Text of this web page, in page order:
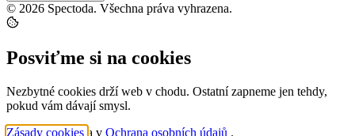
© 2026 Spectoda. Všechna práva vyhrazena.
Posviťme si na cookies
Nezbytné cookies drží web v chodu. Ostatní zapneme jen tehdy,
pokud vám dávají smysl.
Zásady cookies a v Ochrana osobních údajů .